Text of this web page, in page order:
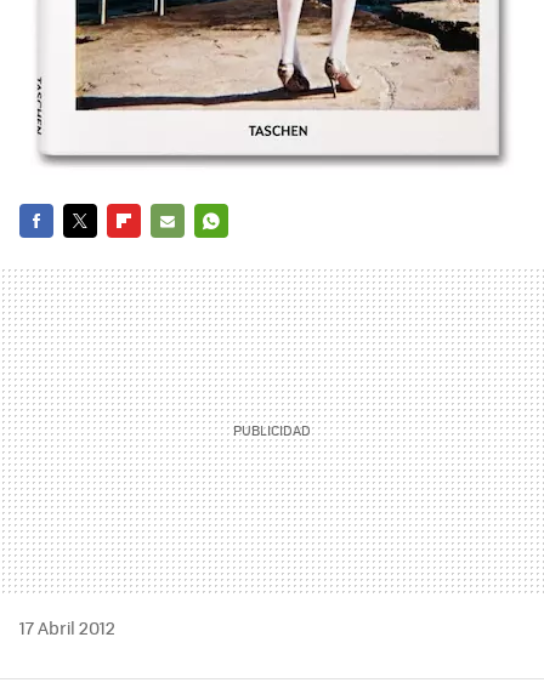
MAIL
17 Abril 2012